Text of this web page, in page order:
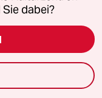
dabei?